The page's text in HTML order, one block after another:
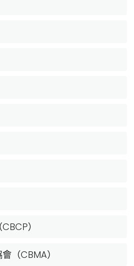
）
（CBMA）